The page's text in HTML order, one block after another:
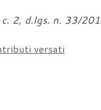
2, d.lgs. n. 33/
versati